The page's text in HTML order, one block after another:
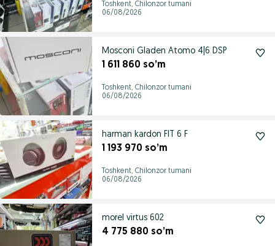
Toshkent, Chilonzor tumani
06/08/2026
Mosconi Gladen Atomo 4|6 DSP
1 611 860 so’m
Toshkent, Chilonzor tumani
06/08/2026
harman kardon FIT 6 F
1 193 970 so’m
Toshkent, Chilonzor tumani
06/08/2026
morel virtus 602
4 775 880 so’m